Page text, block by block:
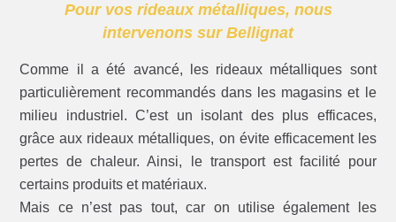
Pour vos rideaux métalliques, nous
intervenons sur Bellignat
Comme il a été avancé, les rideaux métalliques sont
particulièrement recommandés dans les magasins et le
milieu industriel. C’est un isolant des plus efficaces,
grâce aux rideaux métalliques, on évite efficacement les
pertes de chaleur. Ainsi, le transport est facilité pour
certains produits et matériaux.
Mais ce n’est pas tout, car on utilise également les